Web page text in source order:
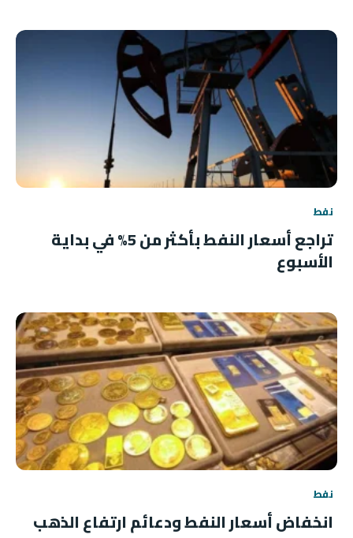
نفط
تراجع أسعار النفط بأكثر من 5% في بداية
الأسبوع
نفط
انخفاض أسعار النفط ودعائم ارتفاع الذهب